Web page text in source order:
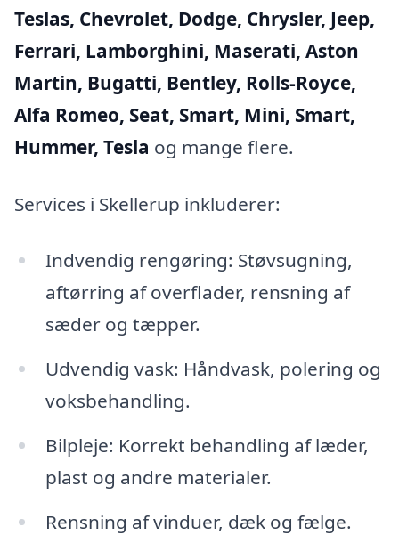
Teslas, Chevrolet, Dodge, Chrysler, Jeep,
Ferrari, Lamborghini, Maserati, Aston
Martin, Bugatti, Bentley, Rolls-Royce,
Alfa Romeo, Seat, Smart, Mini, Smart,
Hummer, Tesla og mange flere.
Services i Skellerup inkluderer:
Indvendig rengøring: Støvsugning,
aftørring af overflader, rensning af
sæder og tæpper.
Udvendig vask: Håndvask, polering og
voksbehandling.
Bilpleje: Korrekt behandling af læder,
plast og andre materialer.
Rensning af vinduer, dæk og fælge.